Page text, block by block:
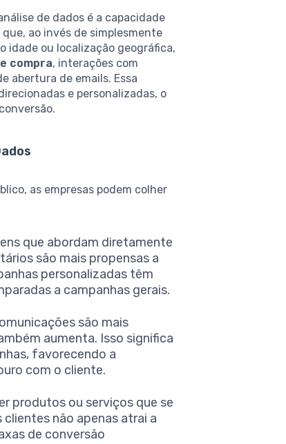
de dados é a capacidade
que, ao invés de simplesmente
idade ou localização geográfica,
compra, interações com
abertura de emails. Essa
e personalizadas, o
as empresas podem colher
que abordam diretamente
são mais propensas a
personalizadas têm
a campanhas gerais.
são mais
aumenta. Isso significa
favorecendo a
com o cliente.
produtos ou serviços que se
não apenas atrai a
de conversão